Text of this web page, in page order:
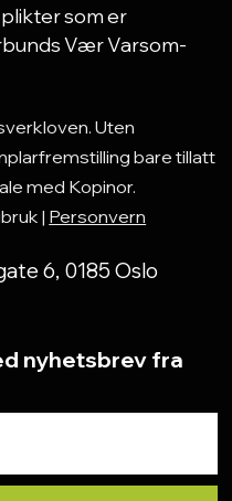
som er
Vær Varsom-
Uten
bare tillatt
med Kopinor.
| Personvern
6, 0185 Oslo
nyhetsbrev fra